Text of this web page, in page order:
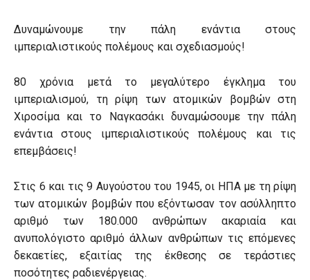
Δυναμώνουμε την πάλη ενάντια στους
ιμπεριαλιστικούς πολέμους και σχεδιασμούς!
80 χρόνια μετά το μεγαλύτερο έγκλημα του
ιμπεριαλισμού, τη ρίψη των ατομικών βομβών στη
Χιροσίμα και το Ναγκασάκι δυναμώσουμε την πάλη
ενάντια στους ιμπεριαλιστικούς πολέμους και τις
επεμβάσεις!
Στις 6 και τις 9 Αυγούστου του 1945, οι ΗΠΑ με τη ρίψη
των ατομικών βομβών που εξόντωσαν τον ασύλληπτο
αριθμό των 180.000 ανθρώπων ακαριαία και
ανυπολόγιστο αριθμό άλλων ανθρώπων τις επόμενες
δεκαετίες, εξαιτίας της έκθεσης σε τεράστιες
ποσότητες ραδιενέργειας.